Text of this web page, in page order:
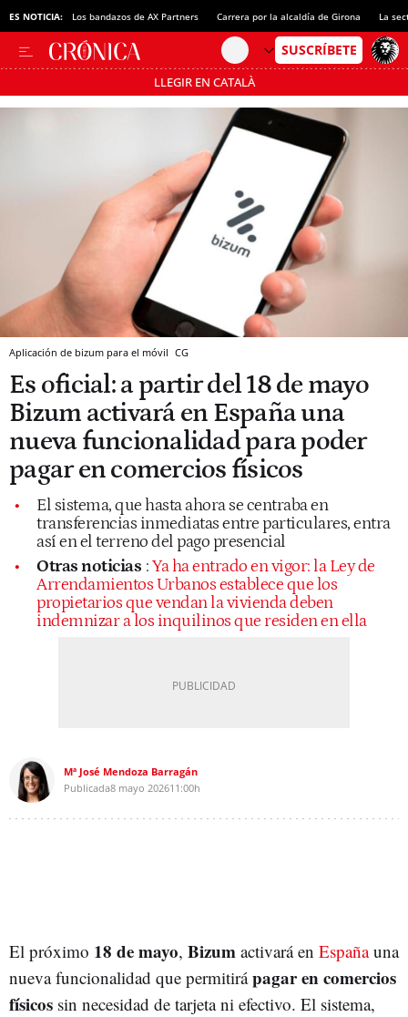
ES NOTICIA: Los bandazos de AX Partners Carrera por la alcaldía de Girona La
LLEGIR EN CATALÀ
Pásate al MODO AHORRO
Aplicación de bizum para el móvil CG
Es oficial: a partir del 18 de mayo
Bizum activará en España una
nueva funcionalidad para poder
pagar en comercios físicos
El sistema, que hasta ahora se centraba en
transferencias inmediatas entre particulares, entra
así en el terreno del pago presencial
Otras noticias :Ya ha entrado en vigor: la Ley de
Arrendamientos Urbanos establece que los
propietarios que vendan la vivienda deben
indemnizar a los inquilinos que residen en ella
Mª José Mendoza Barragán
Publicada8 mayo 202611:00h
El próximo 18 de mayo, Bizum activará en Españauna
nueva funcionalidad que permitirápagar en comercios
físicos sin necesidad de tarjeta ni efectivo. El sistema,